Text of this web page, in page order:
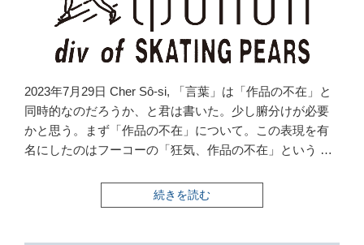
2023年7月29日 Cher Sô-si, 「言葉」は「作品の不在」と
同時的なのだろうか、と君は書いた。少し腑分けが必要
かと思う。まず「作品の不在」について。この表現を有
名にしたのはフーコーの「狂気、作品の不在」という …
“騒
音
続きを読む